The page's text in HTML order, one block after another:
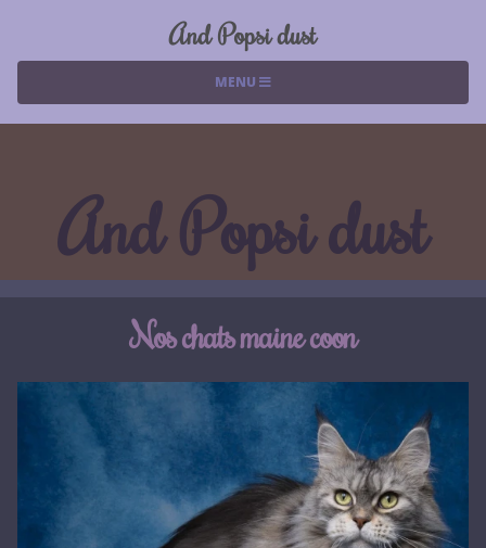
And Popsi dust
MENU
And Popsi dust
Nos chats maine coon